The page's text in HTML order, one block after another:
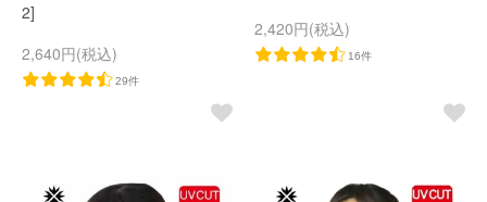
2]
2,640円(税込)
29件
2,420円(税込)
16件